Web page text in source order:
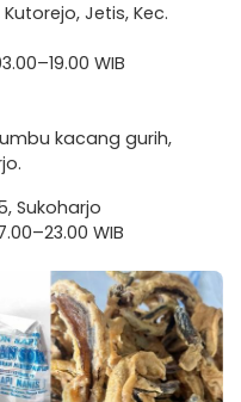
Jetis, Kec.
WIB
kacang gurih,
Sukoharjo
WIB